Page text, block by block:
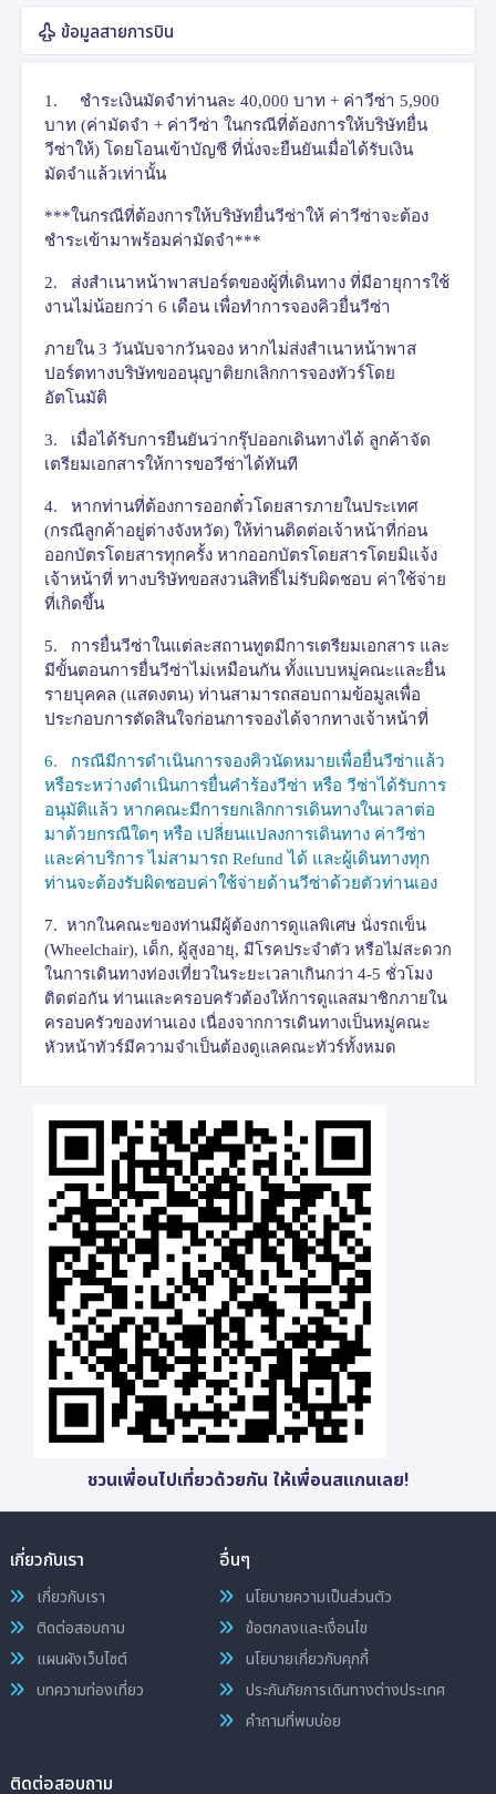
ข้อมูลสายการบิน
1. ชำระเงินมัดจำท่านละ 40,000 บาท + ค่าวีซ่า 5,900
บาท (ค่ามัดจำ + ค่าวีซ่า ในกรณีที่ต้องการให้บริษัทยื่น
วีซ่าให้) โดยโอนเข้าบัญชี ที่นั่งจะยืนยันเมื่อได้รับเงิน
มัดจำแล้วเท่านั้น
***ในกรณีที่ต้องการให้บริษัทยื่นวีซ่าให้ ค่าวีซ่าจะต้อง
ชำระเข้ามาพร้อมค่ามัดจำ***
2. ส่งสำเนาหน้าพาสปอร์ตของผู้ที่เดินทาง ที่มีอายุการใช้
งานไม่น้อยกว่า 6 เดือน เพื่อทำการจองคิวยื่นวีซ่า
ภายใน 3 วันนับจากวันจอง หากไม่ส่งสำเนาหน้าพาส
ปอร์ตทางบริษัทขออนุญาติยกเลิกการจองทัวร์โดย
อัตโนมัติ
3. เมื่อได้รับการยืนยันว่ากรุ๊ปออกเดินทางได้ ลูกค้าจัด
เตรียมเอกสารให้การขอวีซ่าได้ทันที
4. หากท่านที่ต้องการออกตั๋วโดยสารภายในประเทศ
(กรณีลูกค้าอยู่ต่างจังหวัด) ให้ท่านติดต่อเจ้าหน้าที่ก่อน
ออกบัตรโดยสารทุกครั้ง หากออกบัตรโดยสารโดยมิแจ้ง
เจ้าหน้าที่ ทางบริษัทขอสงวนสิทธิ์ไม่รับผิดชอบ ค่าใช้จ่าย
ที่เกิดขึ้น
5. การยื่นวีซ่าในแต่ละสถานทูตมีการเตรียมเอกสาร และ
มีขั้นตอนการยื่นวีซ่าไม่เหมือนกัน ทั้งแบบหมู่คณะและยื่น
รายบุคคล (แสดงตน) ท่านสามารถสอบถามข้อมูลเพื่อ
ประกอบการตัดสินใจก่อนการจองได้จากทางเจ้าหน้าที่
6. กรณีมีการดำเนินการจองคิวนัดหมายเพื่อยื่นวีซ่าแล้ว
หรือระหว่างดำเนินการยื่นคำร้องวีซ่า หรือ วีซ่าได้รับการ
อนุมัติแล้ว หากคณะมีการยกเลิกการเดินทางในเวลาต่อ
มาด้วยกรณีใดๆ หรือ เปลี่ยนแปลงการเดินทาง ค่าวีซ่า
และค่าบริการ ไม่สามารถ Refundได้ และผู้เดินทางทุก
ท่านจะต้องรับผิดชอบค่าใช้จ่ายด้านวีซ่าด้วยตัวท่านเอง
7. หากในคณะของท่านมีผู้ต้องการดูแลพิเศษ นั่งรถเข็น
(Wheelchair), เด็ก, ผู้สูงอายุ, มีโรคประจำตัว หรือไม่สะดวก
ในการเดินทางท่องเที่ยวในระยะเวลาเกินกว่า 4-5 ชั่วโมง
ติดต่อกัน ท่านและครอบครัวต้องให้การดูแลสมาชิกภายใน
ครอบครัวของท่านเอง เนื่องจากการเดินทางเป็นหมู่คณะ
หัวหน้าทัวร์มีความจำเป็นต้องดูแลคณะทัวร์ทั้งหมด
ชวนเพื่อนไปเที่ยวด้วยกัน ให้เพื่อนสแกนเลย!
เกี่ยวกับเรา
เกี่ยวกับเรา
ติดต่อสอบถาม
แผนผังเว็บไซต์
บทความท่องเที่ยว
อื่นๆ
นโยบายความเป็นส่วนตัว
ข้อตกลงและเงื่อนไข
นโยบายเกี่ยวกับคุกกี้
ประกันภัยการเดินทางต่างประเทศ
คำถามที่พบบ่อย
ติดต่อสอบถาม